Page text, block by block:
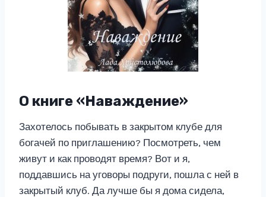
О книге «Наваждение»
Захотелось побывать в закрытом клубе для
богачей по приглашению? Посмотреть, чем
живут и как проводят время? Вот и я,
поддавшись на уговоры подруги, пошла с ней в
закрытый клуб. Да лучше бы я дома сидела,